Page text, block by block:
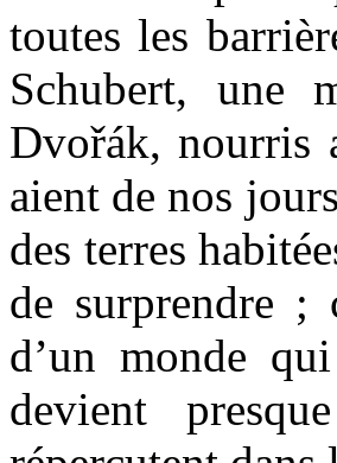
toutes les
Schubert, une
Dvořák, nourris
aient de nos
des terres
de surprendre ;
d’un monde
devient